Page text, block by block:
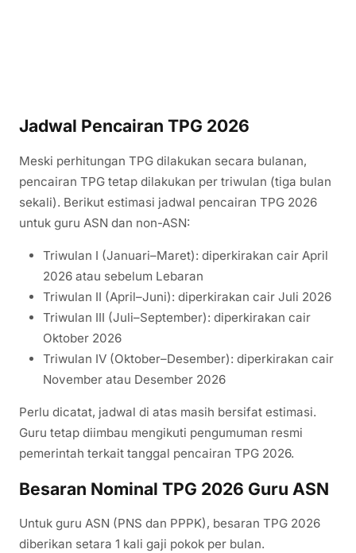
Jadwal Pencairan TPG 2026
Meski perhitungan TPG dilakukan secara bulanan,
pencairan TPG tetap dilakukan per triwulan (tiga bulan
sekali). Berikut estimasi jadwal pencairan TPG 2026
untuk guru ASN dan non-ASN:
Triwulan I (Januari–Maret): diperkirakan cair April
2026 atau sebelum Lebaran
Triwulan II (April–Juni): diperkirakan cair Juli 2026
Triwulan III (Juli–September): diperkirakan cair
Oktober 2026
Triwulan IV (Oktober–Desember): diperkirakan cair
November atau Desember 2026
Perlu dicatat, jadwal di atas masih bersifat estimasi.
Guru tetap diimbau mengikuti pengumuman resmi
pemerintah terkait tanggal pencairan TPG 2026.
Besaran Nominal TPG 2026 Guru ASN
Untuk guru ASN (PNS dan PPPK), besaran TPG 2026
diberikan setara 1 kali gaji pokok per bulan.